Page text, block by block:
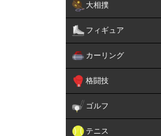
大相撲
フィギュア
カーリング
格闘技
ゴルフ
テニス